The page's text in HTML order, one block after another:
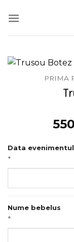
PRIMA
Data
*
Nume bebelus
*